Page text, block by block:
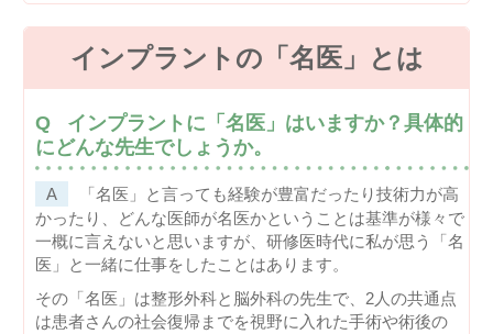
インプラントの「名医」とは
インプラントに「名医」はいますか？具体的
にどんな先生でしょうか。
「名医」と言っても経験が豊富だったり技術力が高
かったり、どんな医師が名医かということは基準が様々で
一概に言えないと思いますが、研修医時代に私が思う「名
医」と一緒に仕事をしたことはあります。
その「名医」は整形外科と脳外科の先生で、2人の共通点
は患者さんの社会復帰までを視野に入れた手術や術後の